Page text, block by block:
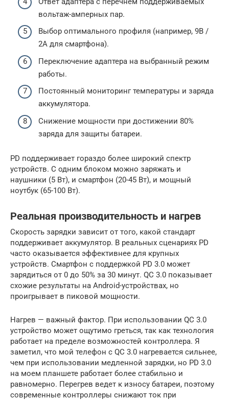
вольтаж-амперных пар.
Выбор оптимального профиля (например, 9В /
2А для смартфона).
Переключение адаптера на выбранный режим
работы.
Постоянный мониторинг температуры и заряда
аккумулятора.
Снижение мощности при достижении 80%
заряда для защиты батареи.
PD поддерживает гораздо более широкий спектр
устройств. С одним блоком можно заряжать и
наушники (5 Вт), и смартфон (20-45 Вт), и мощный
ноутбук (65-100 Вт).
Реальная производительность и нагрев
Скорость зарядки зависит от того, какой стандарт
поддерживает аккумулятор. В реальных сценариях PD
часто оказывается эффективнее для крупных
устройств. Смартфон с поддержкой PD 3.0 может
зарядиться от 0 до 50% за 30 минут. QC 3.0 показывает
схожие результаты на Android-устройствах, но
проигрывает в пиковой мощности.
Нагрев — важный фактор. При использовании QC 3.0
устройство может ощутимо греться, так как технология
работает на пределе возможностей контроллера. Я
заметил, что мой телефон с QC 3.0 нагревается сильнее,
чем при использовании медленной зарядки, но PD 3.0
на моем планшете работает более стабильно и
равномерно. Перегрев ведет к износу батареи, поэтому
современные контроллеры снижают ток при